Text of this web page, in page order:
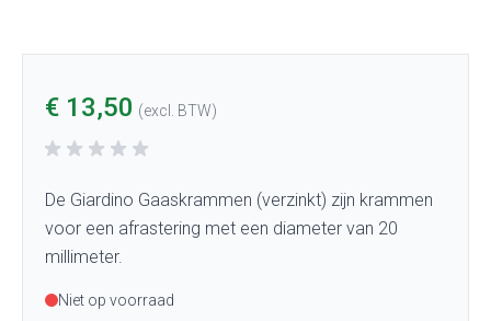
€ 13,50 (excl. BTW)
De Giardino Gaaskrammen (verzinkt) zijn krammen
voor een afrastering met een diameter van 20
millimeter.
Niet op voorraad